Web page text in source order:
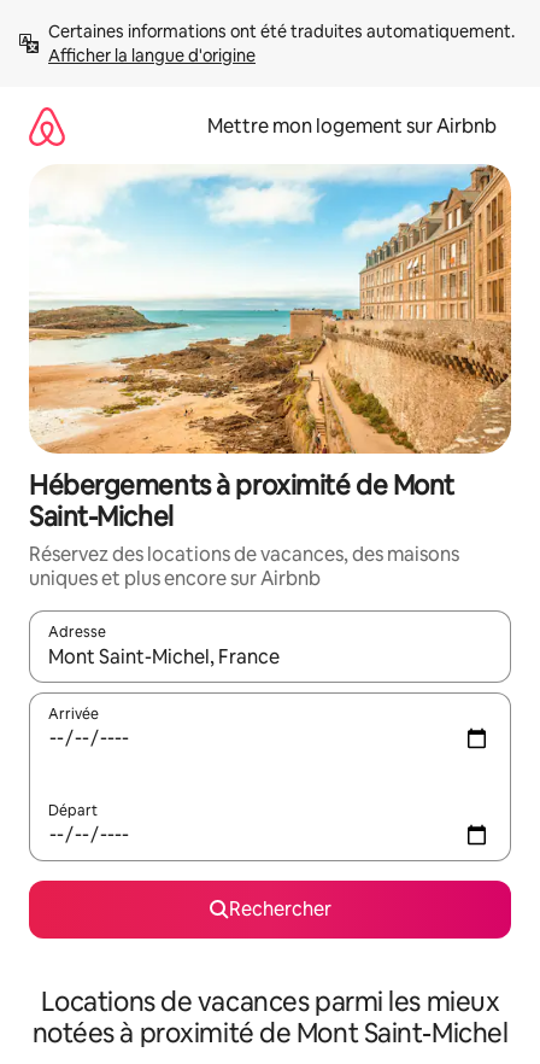
directement
Afficher la langue d'origine
Mettre mon logement sur Airbnb
Hébergements à proximité de Mont
Saint-Michel
Réservez des locations de vacances, des maisons
uniques et plus encore sur Airbnb
Adresse
Lorsque les résultats s'affichent, utilisez les flèches vers le
Arrivée
Départ
Rechercher
Locations de vacances parmi les mieux
notées à proximité de Mont Saint-Michel